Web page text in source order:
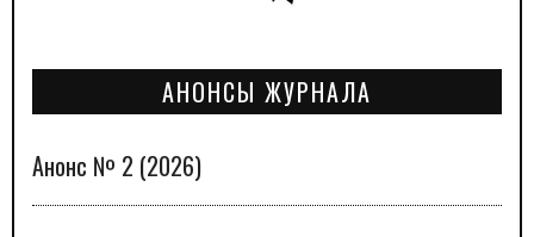
АНОНСЫ ЖУРНАЛА
Анонс № 2 (2026)